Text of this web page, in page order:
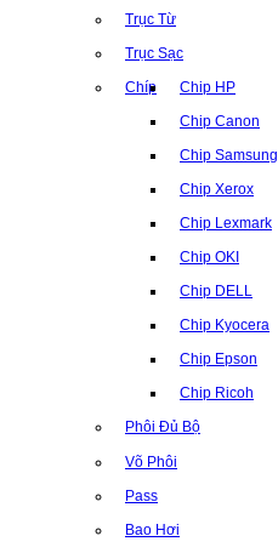
Trục Từ
Trục Sạc
Chíp Chip HP
Chip Canon
Chip Samsung
Chip Xerox
Chip Lexmark
Chip OKI
Chip DELL
Chip Kyocera
Chip Epson
Chip Ricoh
Phôi Đủ Bộ
Võ Phôi
Pass
Bao Hơi